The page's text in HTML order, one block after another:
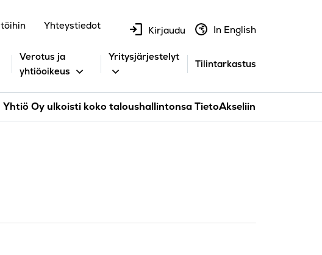
Yhteystiedot Kirjaudu In English
Verotus ja
yhtiöoikeus
Yritysjärjestelyt
Tilintarkastus
Oy ulkoisti koko taloushallintonsa TietoAkseliin